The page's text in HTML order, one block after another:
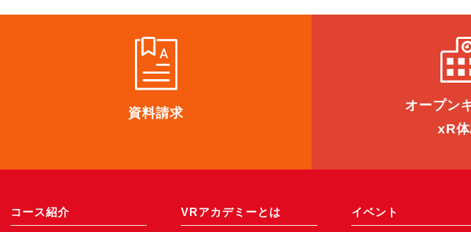
資料請求 オープン
xR
コース紹介 VRアカデミーとは イベント